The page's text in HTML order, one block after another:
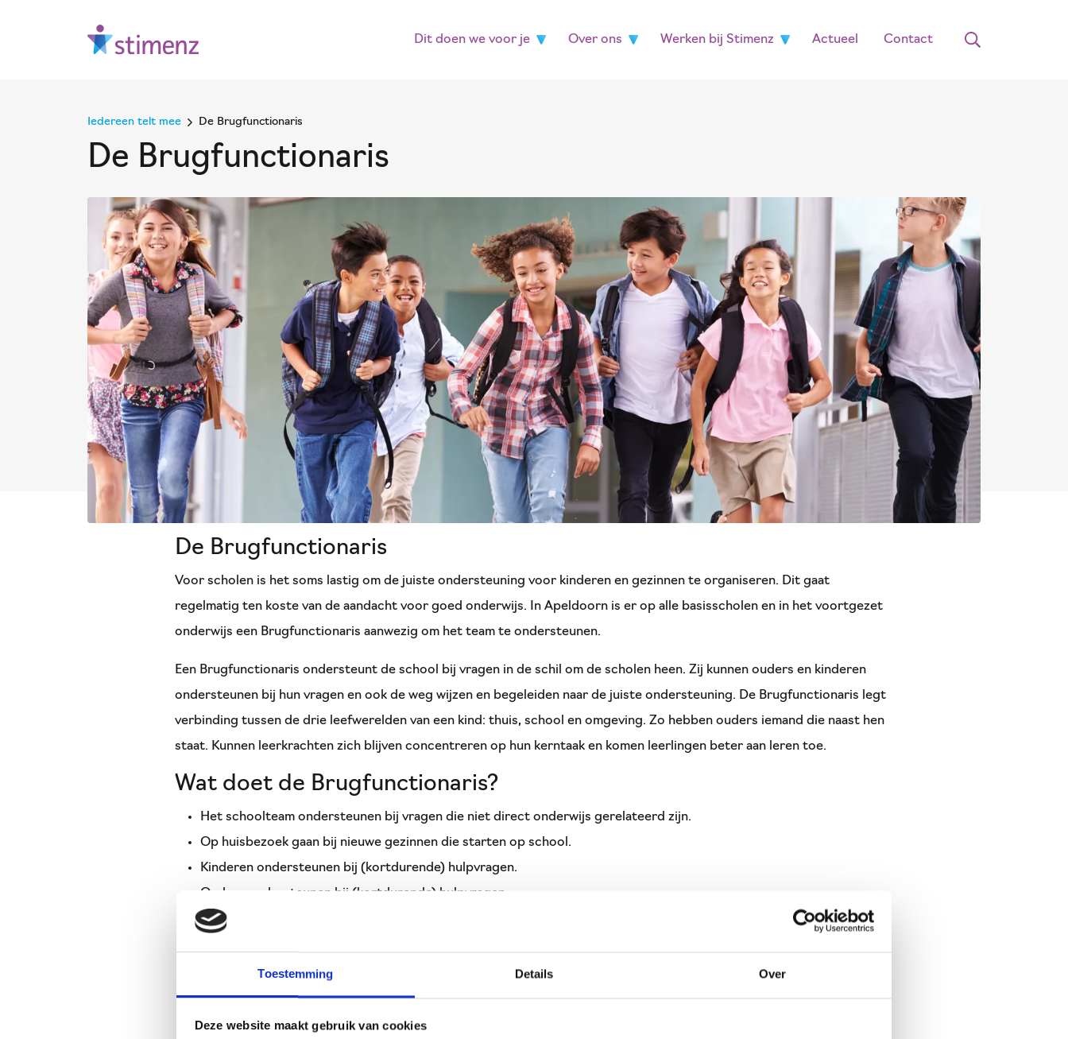
Toestemming Details Over
Deze website maakt gebruik van cookies
Dit doen we voor je Over ons Werken bij Stimenz Actueel Contact
Iedereen telt mee De Brugfunctionaris
De Brugfunctionaris
De Brugfunctionaris
Voor scholen is het soms lastig om de juiste ondersteuning voor kinderen en gezinnen te organiseren. Dit gaat
regelmatig ten koste van de aandacht voor goed onderwijs. In Apeldoorn is er op alle basisscholen en in het voortgezet
onderwijs een Brugfunctionaris aanwezig om het team te ondersteunen.
Een Brugfunctionaris ondersteunt de school bij vragen in de schil om de scholen heen. Zij kunnen ouders en kinderen
ondersteunen bij hun vragen en ook de weg wijzen en begeleiden naar de juiste ondersteuning. De Brugfunctionaris legt
verbinding tussen de drie leefwerelden van een kind: thuis, school en omgeving. Zo hebben ouders iemand die naast hen
staat. Kunnen leerkrachten zich blijven concentreren op hun kerntaak en komen leerlingen beter aan leren toe.
Wat doet de Brugfunctionaris?
Het schoolteam ondersteunen bij vragen die niet direct onderwijs gerelateerd zijn.
Op huisbezoek gaan bij nieuwe gezinnen die starten op school.
Kinderen ondersteunen bij (kortdurende) hulpvragen.
Ouders ondersteunen bij (kortdurende) hulpvragen.
Een luisterend oor bieden, een vertrouwd gezicht in de school.
Kinderen en ouders naar de juiste organisatie of de juiste vervolgstap toe leiden.
Ouderbijeenkomsten organiseren op thema’s, voorlichting geven.
Contacten onderhouden met organisaties in de wijk en samen dingen organiseren.